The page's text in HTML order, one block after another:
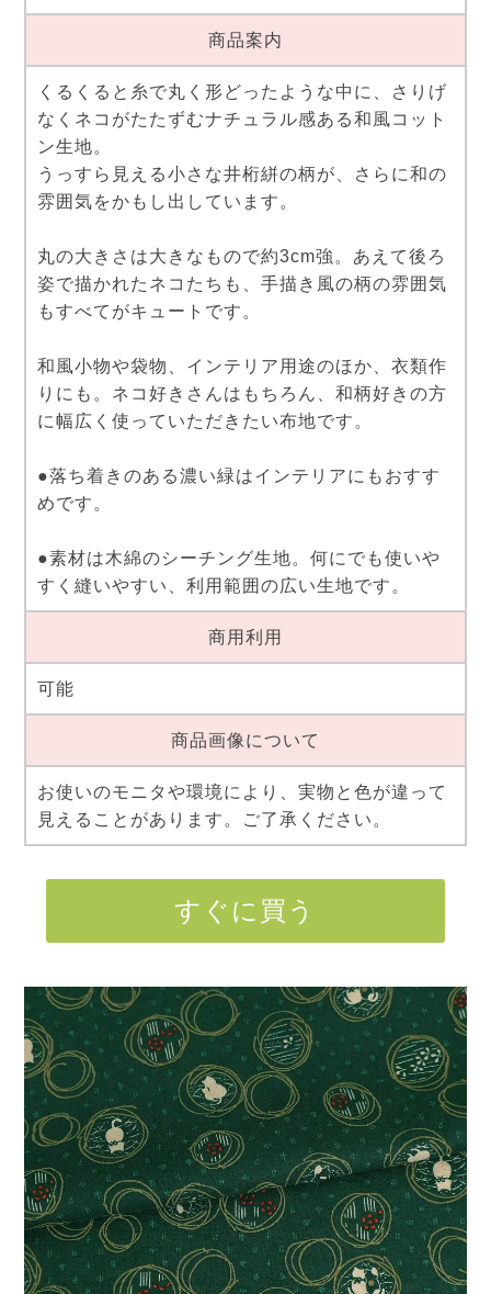
商品案内
くるくると糸で丸く形どったような中に、さりげ
なくネコがたたずむナチュラル感ある和風コット
ン生地。
うっすら見える小さな井桁絣の柄が、さらに和の
雰囲気をかもし出しています。
丸の大きさは大きなもので約3cm強。あえて後ろ
姿で描かれたネコたちも、手描き風の柄の雰囲気
もすべてがキュートです。
和風小物や袋物、インテリア用途のほか、衣類作
りにも。ネコ好きさんはもちろん、和柄好きの方
に幅広く使っていただきたい布地です。
●落ち着きのある濃い緑はインテリアにもおすす
めです。
●素材は木綿のシーチング生地。何にでも使いや
すく縫いやすい、利用範囲の広い生地です。
商用利用
可能
商品画像について
お使いのモニタや環境により、実物と色が違って
見えることがあります。ご了承ください。
すぐに買う